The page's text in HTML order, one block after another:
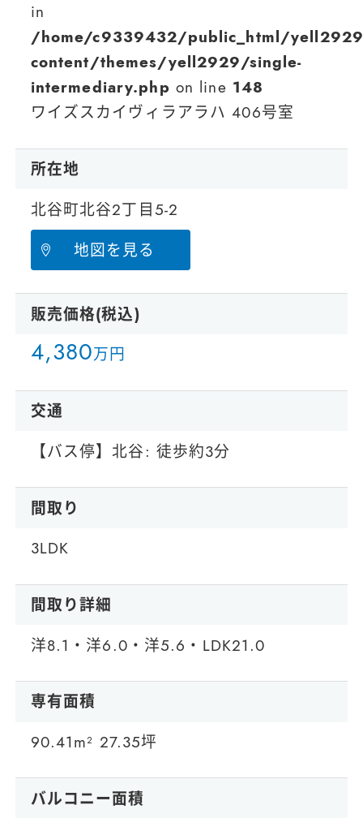
in
/home/c9339432/public_html/
content/themes/yell2929/single-
intermediary.php on line 148
ワイズスカイヴィラアラハ 406号室
所在地
北谷町北谷2丁目5-2
地図を見る
販売価格(税込)
4,380万円
交通
【バス停】北谷: 徒歩約3分
間取り
3LDK
間取り詳細
洋8.1・洋6.0・洋5.6・LDK21.0
専有面積
90.41m² 27.35坪
バルコニー面積